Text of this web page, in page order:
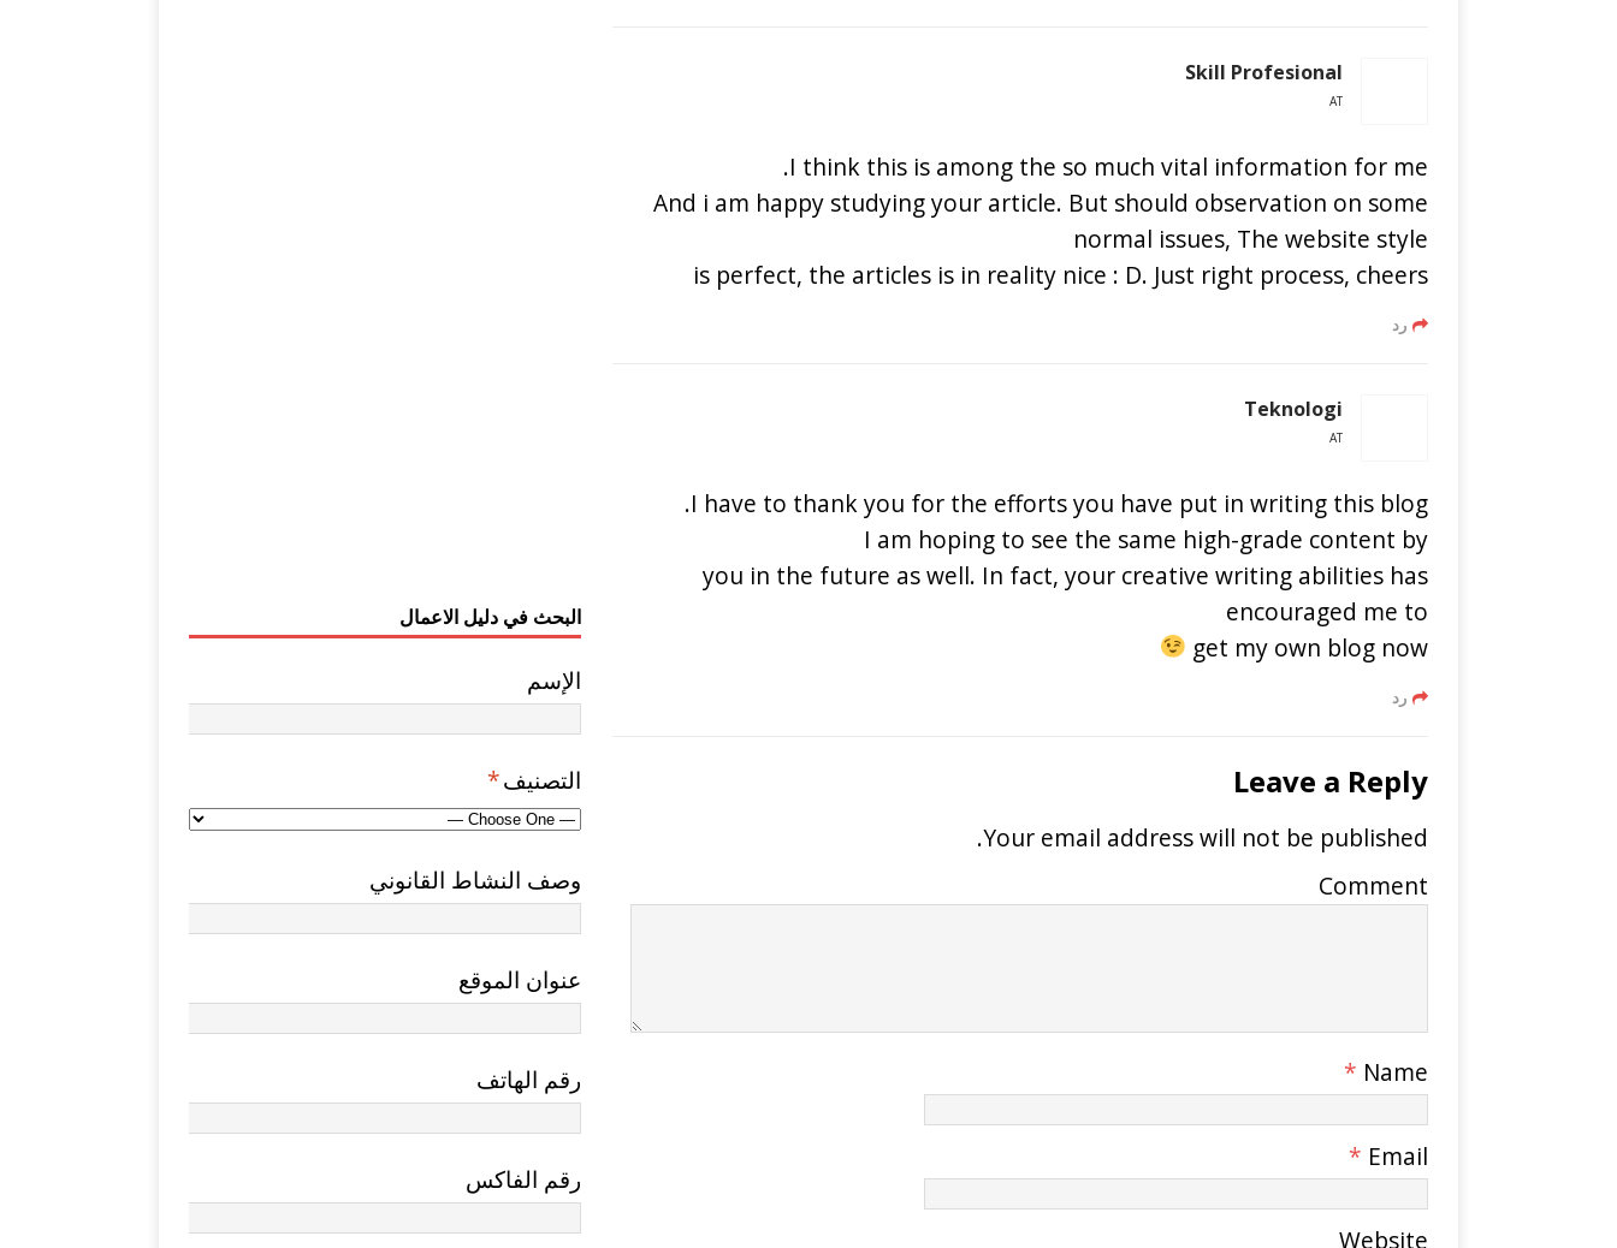
Skill Profesional
AT
I think this is among the so much vital information for me.
And i am happy studying your article. But should observation on some
normal issues, The website style
is perfect, the articles is in reality nice : D. Just right process, cheers
رد
Teknologi
AT
I have to thank you for the efforts you have put in writing this blog.
I am hoping to see the same high-grade content by
you in the future as well. In fact, your creative writing abilities has
encouraged me to
get my own blog now
رد
Leave a Reply
Your email address will not be published.
Comment
Name
*
Email
*
Website
البحث في دليل الاعمال
الإسم
التصنيف*
وصف النشاط القانوني
عنوان الموقع
رقم الهاتف
رقم الفاكس